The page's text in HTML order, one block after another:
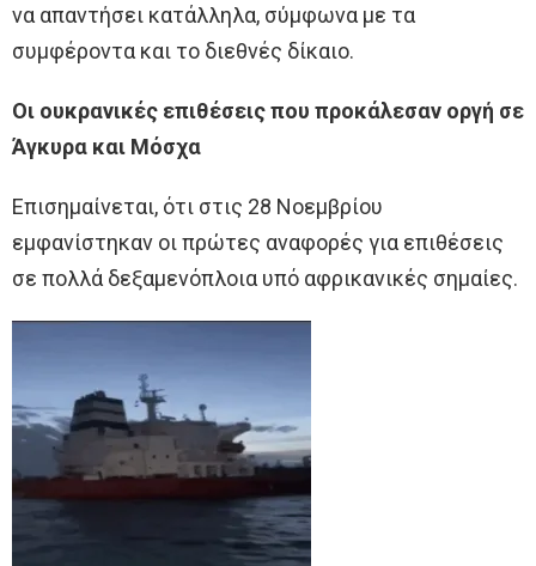
να απαντήσει κατάλληλα, σύμφωνα με τα
συμφέροντα και το διεθνές δίκαιο.
Οι ουκρανικές επιθέσεις που προκάλεσαν οργή σε
Άγκυρα και Μόσχα
Επισημαίνεται, ότι στις 28 Νοεμβρίου
εμφανίστηκαν οι πρώτες αναφορές για επιθέσεις
σε πολλά δεξαμενόπλοια υπό αφρικανικές σημαίες.